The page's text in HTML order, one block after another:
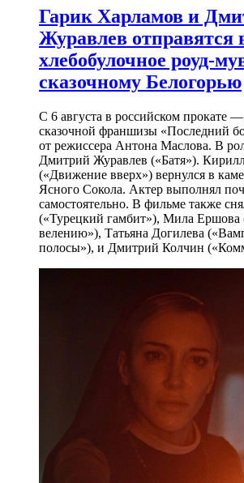
Гарик Харламов и
Журавлев отправятся
хлебобулочное роуд-
сказочному Белогорью
С 6 августа в российском прокате
сказочной франшизы «Последний
от режиссера Антона Маслова. В
Дмитрий Журавлев («Батя»).
(«Движение вверх») вернулся в
Ясного Сокола. Актер выполнял
самостоятельно. В фильме также
(«Турецкий гамбит»), Мила
велению»), Татьяна Догилева
полосы»), и Дмитрий Колчин